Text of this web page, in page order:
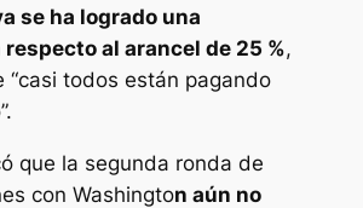
se ha logrado una
al arancel de 25 %,
“casi todos están pagando
que la segunda ronda de
con Washington aún no